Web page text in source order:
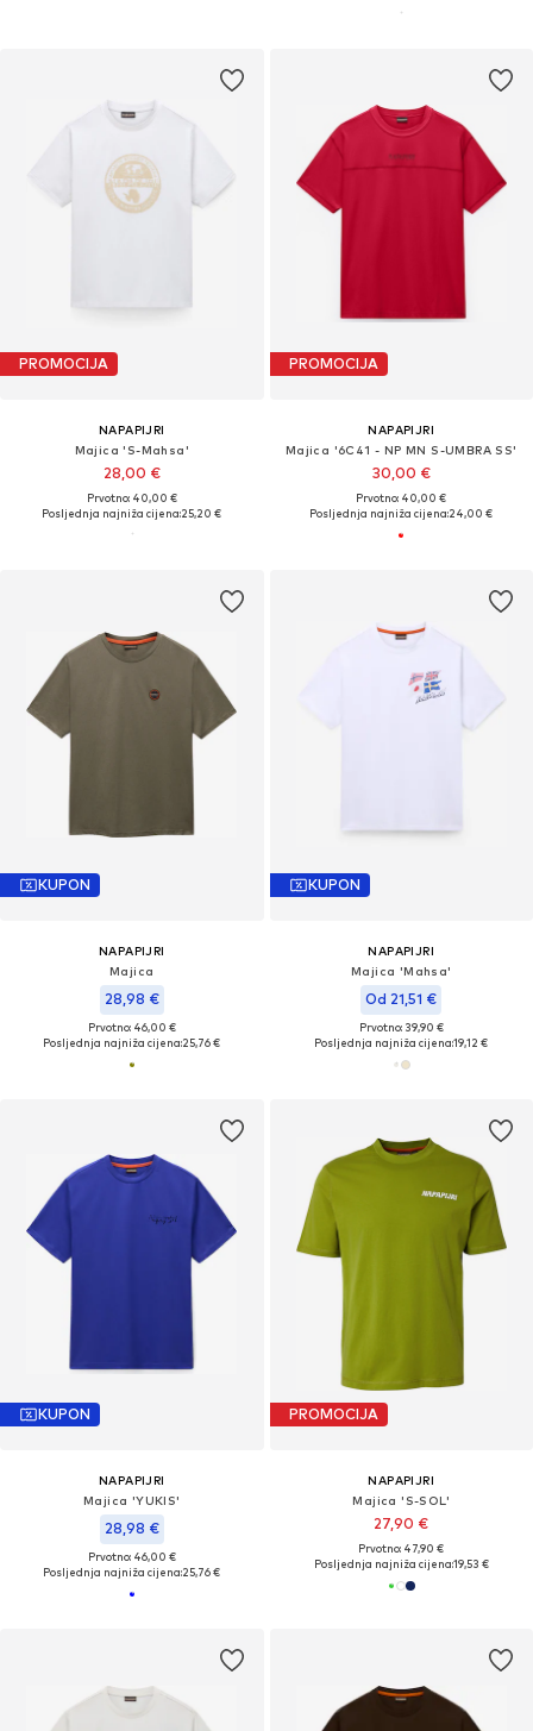
PROMOCIJA
NAPAPIJRI
Majica 'S-Mahsa'
28,00 €
Prvotno: 40,00 €
Posljednja najniža cijena:25,20 €
PROMOCIJA
NAPAPIJRI
Majica '6C41 - NP MN S-UMBRA SS'
30,00 €
Prvotno: 40,00 €
Posljednja najniža cijena:24,00 €
KUPON
NAPAPIJRI
Majica
28,98 €
Prvotno: 46,00 €
Posljednja najniža cijena:25,76 €
KUPON
NAPAPIJRI
Majica 'Mahsa'
Od 21,51 €
Prvotno: 39,90 €
Posljednja najniža cijena:19,12 €
KUPON
NAPAPIJRI
Majica 'YUKIS'
28,98 €
Prvotno: 46,00 €
Posljednja najniža cijena:25,76 €
PROMOCIJA
NAPAPIJRI
Majica 'S-SOL'
27,90 €
Prvotno: 47,90 €
Posljednja najniža cijena:19,53 €